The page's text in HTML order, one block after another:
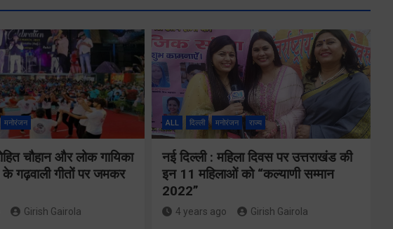
मनोरंजन
चौहान और लोक गायिका
के गढ़वाली गीतों पर जमकर
Girish Gairola
ALL दिल्ली मनोरंजन राज्य
नई दिल्ली : महिला दिवस पर उत्तराखंड की
इन 11 महिलाओं को “कल्याणी सम्मान
2022”
4 years ago Girish Gairola
सुरक्षा और
के
समन्वय
सफलतापूर्वक
यात्रा
मुख्यमंत्री ने
प्रदान की विभिन्न
विकास योजनाओं
के लिए 1967
करोड़ की वित्तीय
स्वीकृति